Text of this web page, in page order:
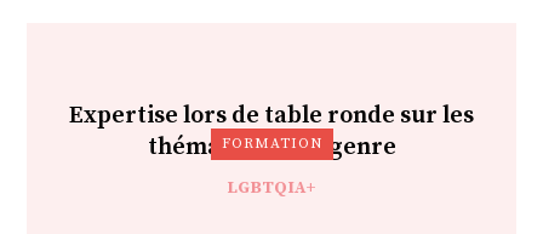
FORMATION
Expertise lors de table ronde sur les
thématiques de genre
LGBTQIA+